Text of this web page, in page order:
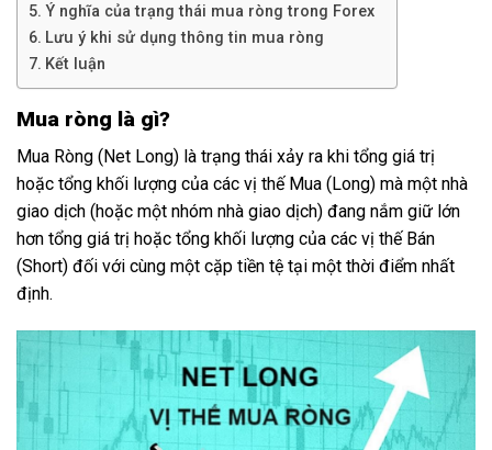
Ý nghĩa của trạng thái mua ròng trong Forex
Lưu ý khi sử dụng thông tin mua ròng
Kết luận
Mua ròng là gì?
Mua Ròng (Net Long) là trạng thái xảy ra khi tổng giá trị
hoặc tổng khối lượng của các vị thế Mua (Long) mà một nhà
giao dịch (hoặc một nhóm nhà giao dịch) đang nắm giữ lớn
hơn tổng giá trị hoặc tổng khối lượng của các vị thế Bán
(Short) đối với cùng một cặp tiền tệ tại một thời điểm nhất
định.